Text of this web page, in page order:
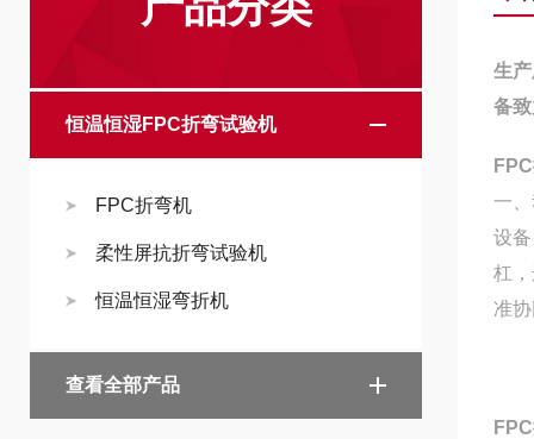
恒温恒湿FPC折弯试验机
FPC折弯机
柔性屏抗折弯试验机
恒温恒湿弯折机
查看全部产品
生
备
一
设
杠
准